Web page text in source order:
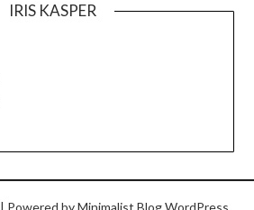
IRIS KASPER
| Powered byMinimalist BlogWordPress